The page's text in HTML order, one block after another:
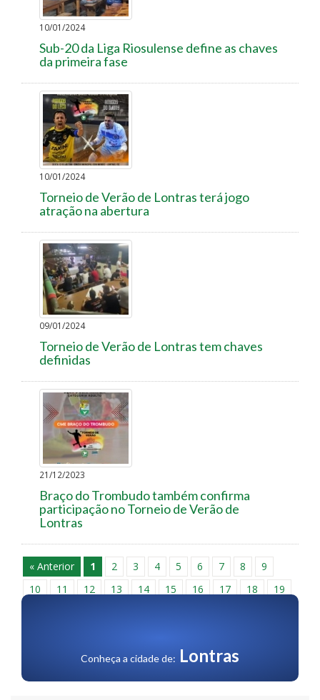
10/01/2024
Sub-20 da Liga Riosulense define as chaves
da primeira fase
10/01/2024
Torneio de Verão de Lontras terá jogo
atração na abertura
09/01/2024
Torneio de Verão de Lontras tem chaves
definidas
21/12/2023
Braço do Trombudo também confirma
participação no Torneio de Verão de
Lontras
« Anterior 1 2 3 4 5 6 7 8
9
10
11 12 13 14 15 16 17 18
19
Conheça a cidade de: Lontras